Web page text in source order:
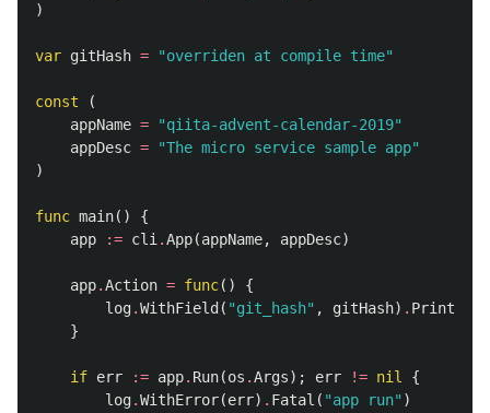
)
var gitHash = "overriden at compile time"
const
(
appName =
"qiita-advent-calendar-2019"
appDesc =
"The micro service sample app"
)
func main()
{
app
:= cli .App(appName, appDesc)
app.Action = func()
{
log.WithField ( "git_hash" , gitHash) . Println
}
if err := app. Run(os .Args); err != nil
{
log.WithError(err) . Fatal ( "app run" )